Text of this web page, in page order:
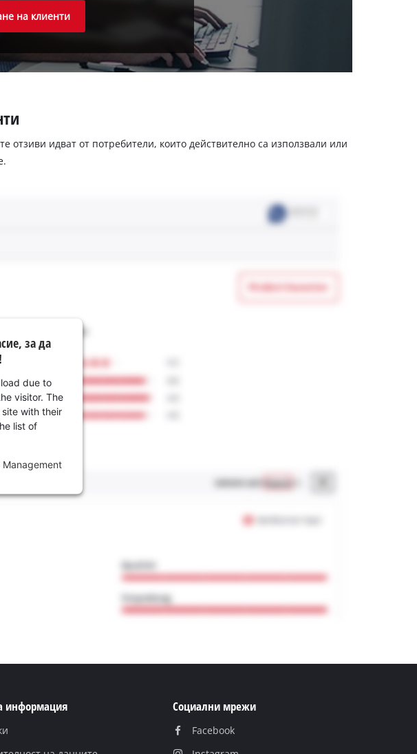
на клиенти
идват от потребители, които действително са използвали или
за да
due to
visitor. The
with their
list of
Management
информация Социални мрежи
Facebook